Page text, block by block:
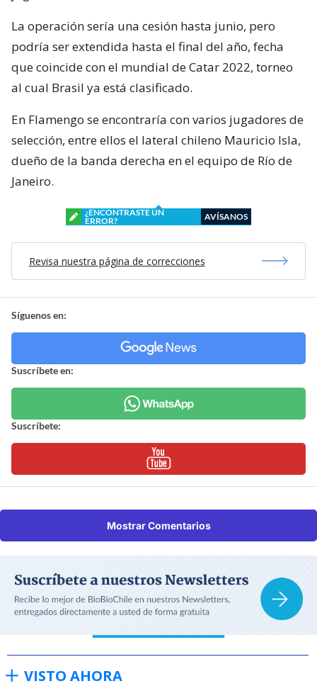
La operación sería una cesión hasta junio, pero
podría ser extendida hasta el final del año, fecha
que coincide con el mundial de Catar 2022, torneo
al cual Brasil ya está clasificado.
En Flamengo se encontraría con varios jugadores de
selección, entre ellos el lateral chileno Mauricio Isla,
dueño de la banda derecha en el equipo de Río de
Janeiro.
¿ENCONTRASTE UN
ERROR?
AVÍSANOS
Revisa nuestra página de correcciones
Síguenos en:
Suscríbete en:
Suscríbete:
Mostrar Comentarios
VISTO AHORA